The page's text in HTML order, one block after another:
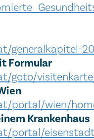
generalkapitel-
Formular
goto/
portal/wien/
Krankenhaus
portal/